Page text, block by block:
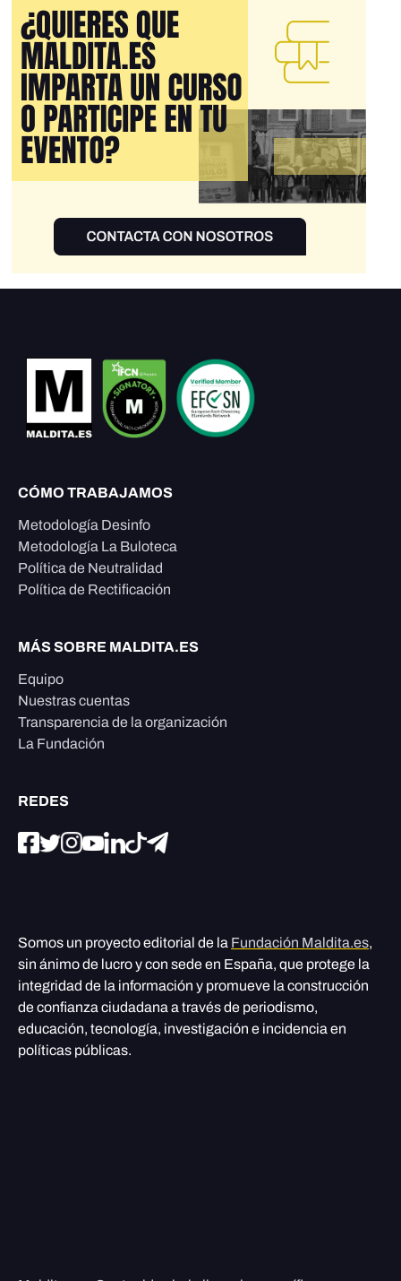
CÓMO TRABAJAMOS
Metodología Desinfo
Metodología La Buloteca
Política de Neutralidad
Política de Rectificación
MÁS SOBRE MALDITA.ES
Equipo
Nuestras cuentas
Transparencia de la organización
La Fundación
REDES
Somos un proyecto editorial de la Fundación Maldita.es,
sin ánimo de lucro y con sede en España, que protege la
integridad de la información y promueve la construcción
de confianza ciudadana a través de periodismo,
educación, tecnología, investigación e incidencia en
políticas públicas.